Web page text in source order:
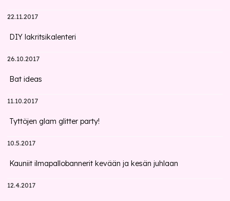
22.11.2017
DIY lakritsikalenteri
26.10.2017
Bat ideas
11.10.2017
Tyttöjen glam glitter party!
10.5.2017
Kauniit ilmapallobannerit kevään ja kesän juhlaan
12.4.2017